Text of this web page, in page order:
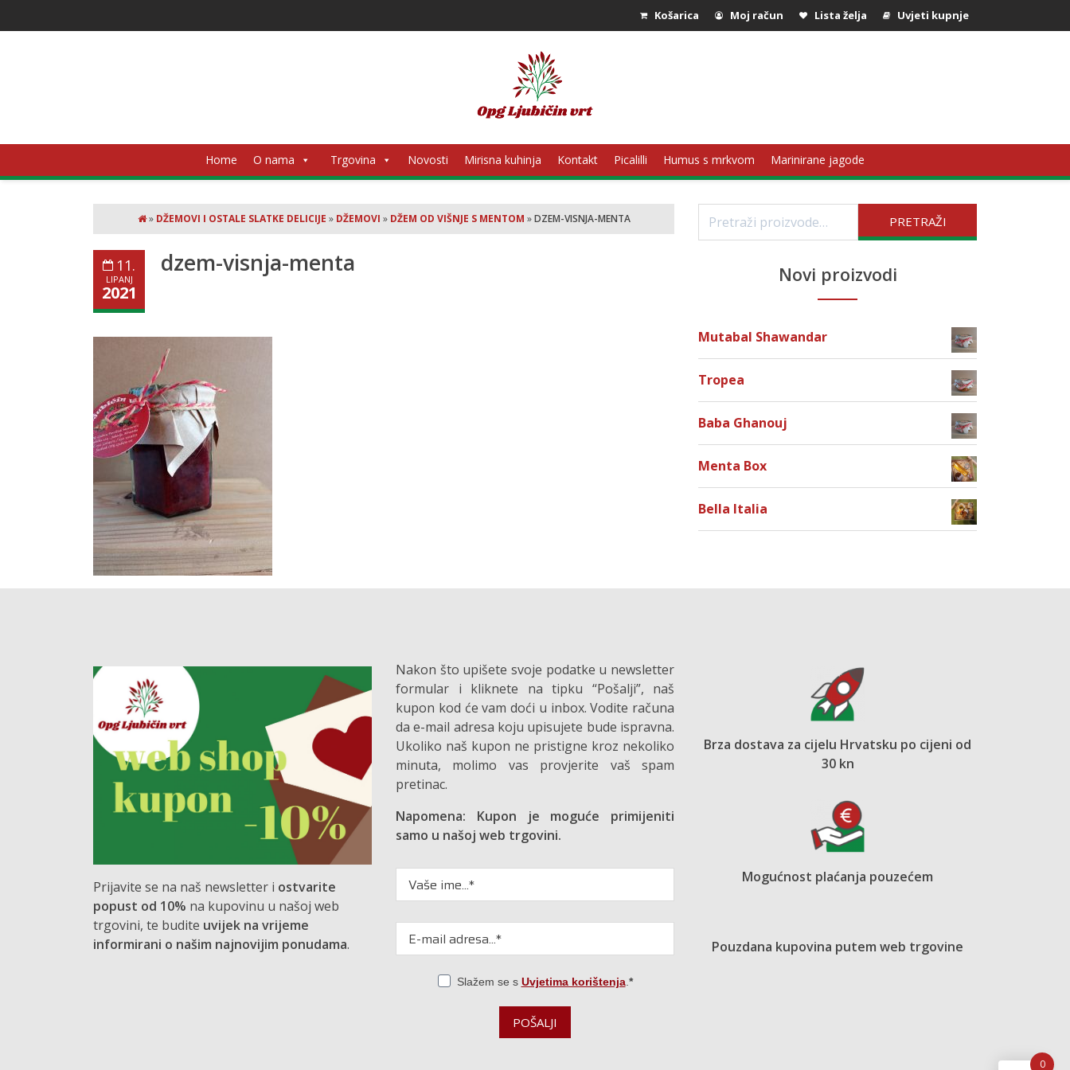
Košarica Moj račun Lista želja Uvjeti kupnje
Home O nama Trgovina Novosti Mirisna kuhinja Kontakt Picalilli Humus s mrkvom Marinirane jagode
» DŽEMOVI I OSTALE SLATKE DELICIJE » DŽEMOVI » DŽEM OD VIŠNJE S MENTOM »DZEM-VISNJA-MENTA
dzem-visnja-menta
11.
LIPANJ
2021
PRETRAŽI
Novi proizvodi
Mutabal Shawandar
Tropea
Baba Ghanouj
Menta Box
Bella Italia
Prijavite se na naš newsletter i ostvarite
popust od 10% na kupovinu u našoj web
trgovini, te budite uvijek na vrijeme
informirani o našim najnovijim ponudama.
Nakon što upišete svoje podatke u newsletter
formular i kliknete na tipku “Pošalji”, naš
kupon kod će vam doći u inbox. Vodite računa
da e-mail adresa koju upisujete bude ispravna.
Ukoliko naš kupon ne pristigne kroz nekoliko
minuta, molimo vas provjerite vaš spam
pretinac.
Napomena: Kupon je moguće primijeniti
samo u našoj web trgovini.
Slažem se s Uvjetima korištenja.
POŠALJI
Brza dostava za cijelu Hrvatsku po cijeni od
30 kn
Mogućnost plaćanja pouzećem
Pouzdana kupovina putem web trgovine
0